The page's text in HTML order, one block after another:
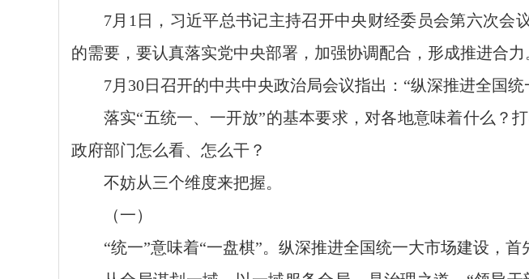
7月1日，习近平总书记主持召开中央财经委员会第六次
的需要，要认真落实党中央部署，加强协调配合，形成推进合力
7月30日召开的中共中央政治局会议指出：“纵深推进全国
落实“五统一、一开放”的基本要求，对各地意味着什么？
政府部门怎么看、怎么干？
不妨从三个维度来把握。
（一）
“统一”意味着“一盘棋”。纵深推进全国统一大市场建设，首